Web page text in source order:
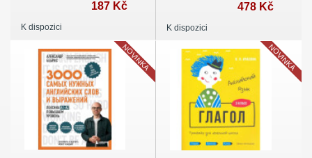
Проверочные187 Kč
K dispozici
478 Kč
K dispozici
NOVINKA NOVINKA